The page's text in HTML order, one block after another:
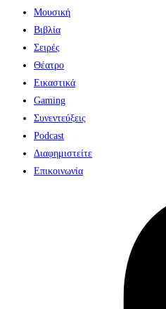
Μουσική
Βιβλία
Σειρές
Θέατρο
Εικαστικά
Gaming
Συνεντεύξεις
Podcast
Διαφημιστείτε
Επικοινωνία